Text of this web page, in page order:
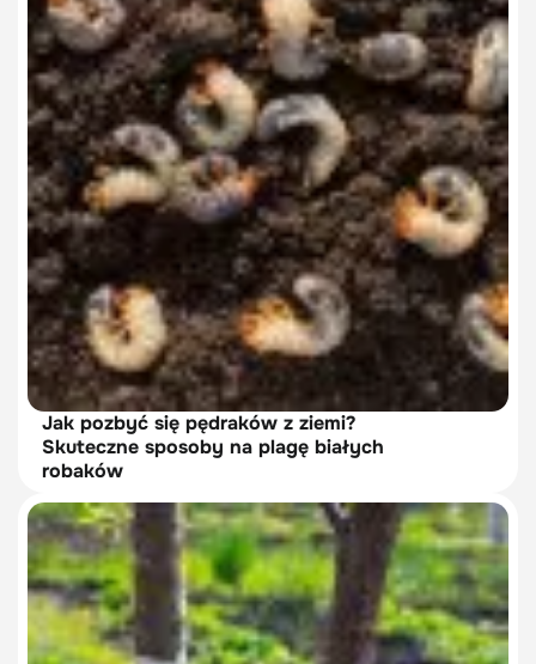
Jak pozbyć się pędraków z ziemi?
Skuteczne sposoby na plagę białych
robaków